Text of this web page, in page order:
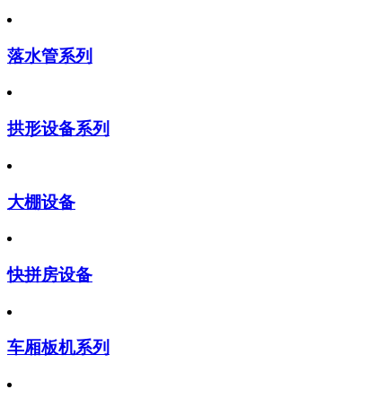
落水管系列
拱形设备系列
大棚设备
快拼房设备
车厢板机系列